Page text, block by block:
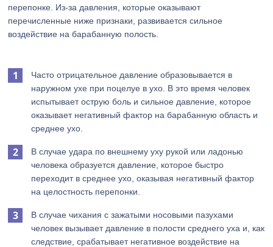
перепонке. Из-за давления, которые оказывают
перечисленные ниже признаки, развивается сильное
воздействие на барабанную полость.
Часто отрицательное давление образовывается в
наружном ухе при поцелуе в ухо. В это время человек
испытывает острую боль и сильное давление, которое
оказывает негативный фактор на барабанную область и
среднее ухо.
В случае удара по внешнему уху рукой или ладонью
человека образуется давление, которое быстро
переходит в среднее ухо, оказывая негативный фактор
на целостность перепонки.
В случае чихания с зажатыми носовыми пазухами
человек вызывает давление в полости среднего уха и, как
следствие, срабатывает негативное воздействие на